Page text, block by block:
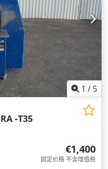
1 / 5
RA -T35
€1,400
固定价格 不含增值税